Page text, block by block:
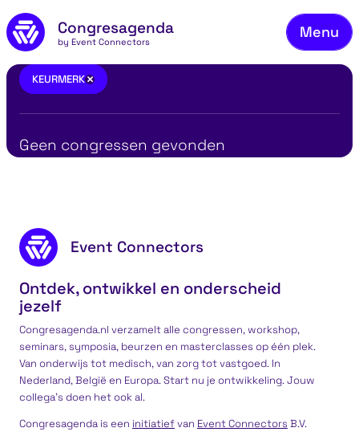
Naar de inhoud
Congresagenda
by Event Connectors
Menu
Keurmerk
KEURMERK×
Geen congressen gevonden
Footer content
Event Connectors
Ontdek, ontwikkel en onderscheid
jezelf
Congresagenda.nl verzamelt alle congressen, workshop,
seminars, symposia, beurzen en masterclasses op één plek.
Van onderwijs tot medisch, van zorg tot vastgoed. In
Nederland, België en Europa. Start nu je ontwikkeling. Jouw
collega’s doen het ook al.
Congresagenda is een initiatiefvan Event ConnectorsB.V.